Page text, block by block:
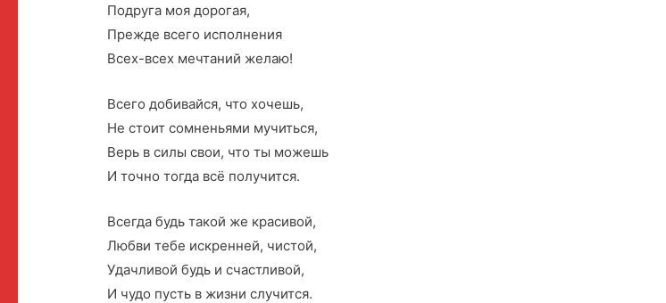
Подруга моя дорогая,
Прежде всего исполнения
Всех-всех мечтаний желаю!
Всего добивайся, что хочешь,
Не стоит сомненьями мучиться,
Верь в силы свои, что ты можешь
И точно тогда всё получится.
Всегда будь такой же красивой,
Любви тебе искренней, чистой,
Удачливой будь и счастливой,
И чудо пусть в жизни случится.